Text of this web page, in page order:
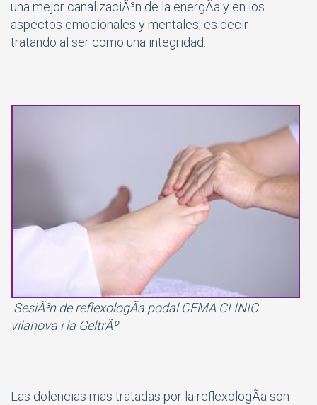
una mejor canalizaciÃ³n de la energÃ­a y en los
aspectos emocionales y mentales, es decir
tratando al ser como una integridad.
SesiÃ³n de reflexologÃ­a podal CEMA CLINIC
vilanova i la GeltrÃº
Las dolencias mas tratadas por la reflexologÃ­a son